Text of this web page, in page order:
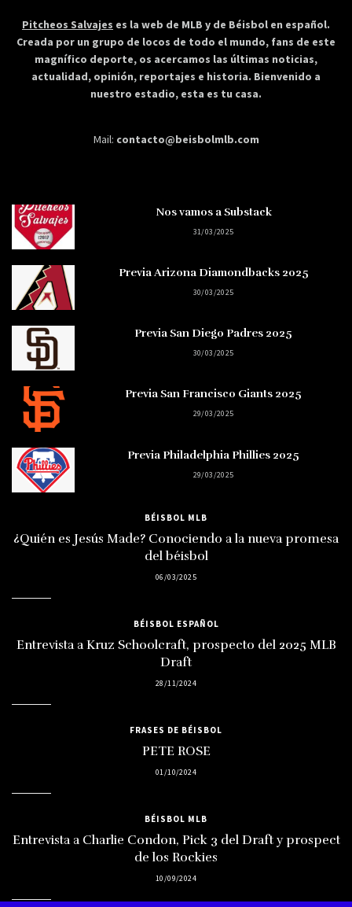
Pitcheos Salvajes es la web de MLB y de Béisbol en español.
Creada por un grupo de locos de todo el mundo, fans de este
magnífico deporte, os acercamos las últimas noticias,
actualidad, opinión, reportajes e historia. Bienvenido a
nuestro estadio, esta es tu casa.
Mail: contacto@beisbolmlb.com
Nos vamos a Substack
31/03/2025
Previa Arizona Diamondbacks 2025
30/03/2025
Previa San Diego Padres 2025
30/03/2025
Previa San Francisco Giants 2025
29/03/2025
Previa Philadelphia Phillies 2025
29/03/2025
BÉISBOL MLB
¿Quién es Jesús Made? Conociendo a la nueva promesa
del béisbol
06/03/2025
BÉISBOL ESPAÑOL
Entrevista a Kruz Schoolcraft, prospecto del 2025 MLB
Draft
28/11/2024
FRASES DE BÉISBOL
PETE ROSE
01/10/2024
BÉISBOL MLB
Entrevista a Charlie Condon, Pick 3 del Draft y prospect
de los Rockies
10/09/2024